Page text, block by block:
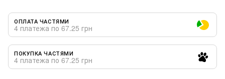
ОПЛАТА ЧАСТЯМИ
4 платежа по 67.25 грн
ПОКУПКА ЧАСТЯМИ
4 платежа по 67.25 грн